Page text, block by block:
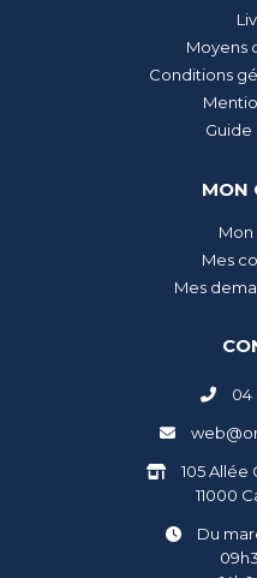
Moyens
Conditions
Guide
MON
Mes
Mes
04
105 Allée
11000
Du